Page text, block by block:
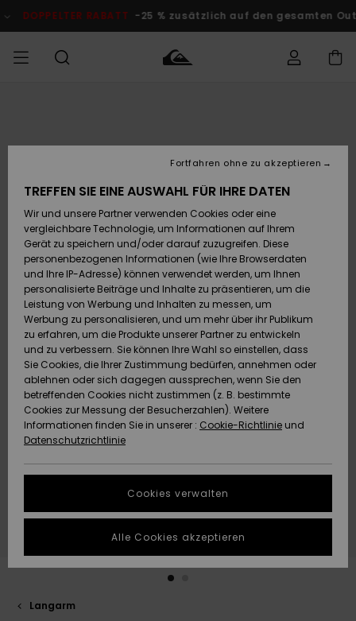
ProduktinformationRABATT -25 % zusätzlich auf den gesamten Outlet-
Accessoires
Schuhe&
Flip-Flops
Surf
Snow
Brandneu
Highlights
Accessoires
Schuhe&
Flip-Flops
Surf
Snow
Brandneu
Highlights
FRAUEN
Brandneu
Highlights
Snow
SURF
Kinder
Highlights
Community
SNOW
Snow Shop
Kinder
Snow Shop
Damen
Highlights
Community
DOPPELTER
RABATT
KINDER
Outlet
Frauen
HILFE & KONTAKT
Retouren
Bezahlung
Geschenkkarte
Quiksilver
Freedom
Datenschutz
Starten Sie eine
um die
schnellste
Antwort auf Ihre
erhalten.
NACHHALTIGKEIT
SHOPS
QUIKSILVER APP
WUNSCHLISTE
Langarm
TREFFEN SIE EINE AUSWAHL FÜR IHRE DATEN
Wir und unsere Partner verwenden Cookies oder eine
vergleichbare Technologie, um Informationen auf Ihrem
Gerät zu speichern und/oder darauf zuzugreifen. Diese
personenbezogenen Informationen (wie Ihre Browserdaten
und Ihre IP-Adresse) können verwendet werden, um Ihnen
personalisierte Beiträge und Inhalte zu präsentieren, um die
Leistung von Werbung und Inhalten zu messen, um
Werbung zu personalisieren, und um mehr über ihr Publikum
zu erfahren, um die Produkte unserer Partner zu entwickeln
und zu verbessern. Sie können Ihre Wahl so einstellen, dass
Sie Cookies, die Ihrer Zustimmung bedürfen, annehmen oder
ablehnen oder sich dagegen aussprechen, wenn Sie den
betreffenden Cookies nicht zustimmen (z. B. bestimmte
Cookies zur Messung der Besucherzahlen). Weitere
Informationen finden Sie in unserer : Cookie-Richtlinie und
Datenschutzrichtlinie
Cookies verwalten
Fortfahren ohne zu akzeptieren
Alle Cookies akzeptieren